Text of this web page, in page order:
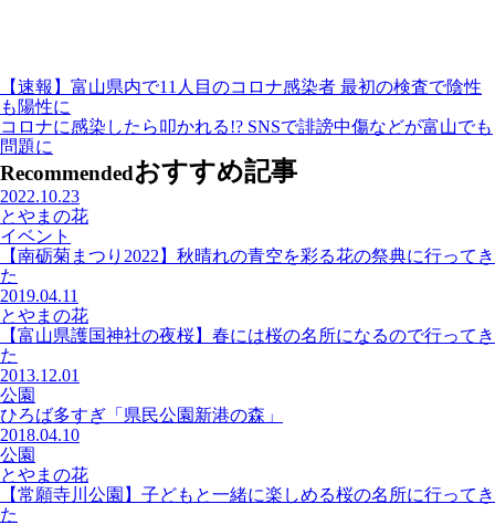
【速報】富山県内で11人目のコロナ感染者 最初の検査で陰性
も陽性に
コロナに感染したら叩かれる!? SNSで誹謗中傷などが富山でも
問題に
Recommendedおすすめ記事
2022.10.23
とやまの花
イベント
【南砺菊まつり2022】秋晴れの青空を彩る花の祭典に行ってき
た
2019.04.11
とやまの花
【富山県護国神社の夜桜】春には桜の名所になるので行ってき
た
2013.12.01
公園
ひろば多すぎ「県民公園新港の森」
2018.04.10
公園
とやまの花
【常願寺川公園】子どもと一緒に楽しめる桜の名所に行ってき
た